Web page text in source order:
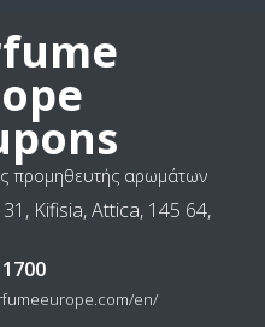
προμηθευτής αρωμάτων
Kifisia, Attica, 145 64,
en/